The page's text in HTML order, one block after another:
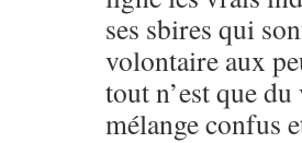
ses sbires qui
volontaire aux
tout n’est que
mélange confus